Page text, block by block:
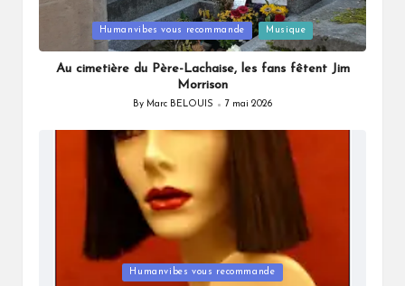
in
Humanvibes vous recommande Musique
Au cimetière du Père-Lachaise, les fans fêtent Jim
Morrison
Posted
By Marc BELOUIS 7 mai 2026
Humanvibes vous recommande